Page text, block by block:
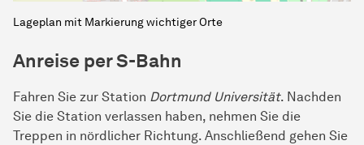
Lageplan mit Markierung wichtiger Orte
Anreise per S-Bahn
Fahren Sie zur Station Dortmund Universität. Nachden
Sie die Station verlassen haben, nehmen Sie die
Treppen in nördlicher Richtung. Anschließend gehen Sie